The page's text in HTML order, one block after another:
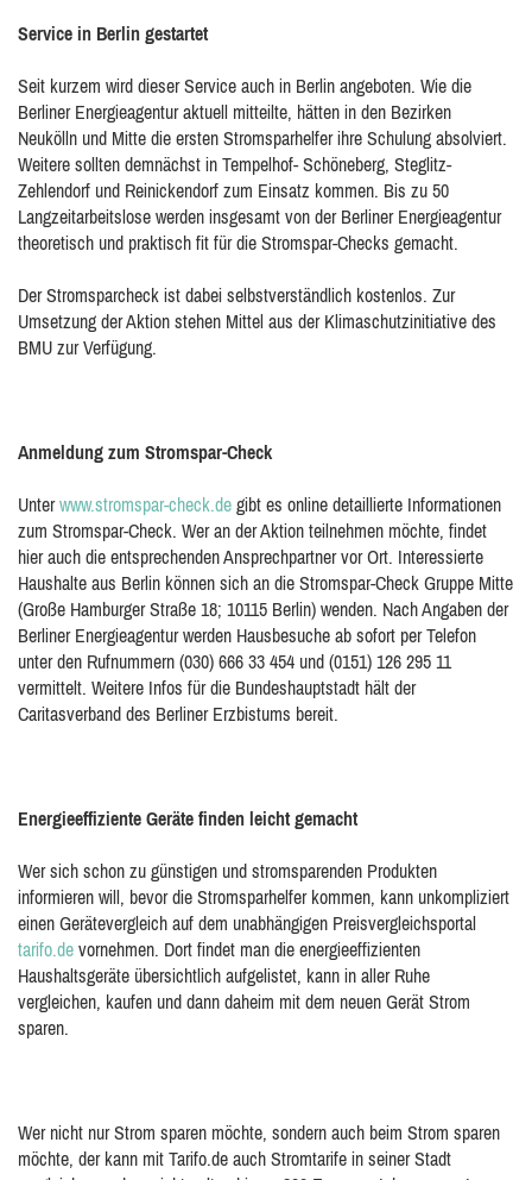
Service in Berlin gestartet
Seit kurzem wird dieser Service auch in Berlin angeboten. Wie die
Berliner Energieagentur aktuell mitteilte, hätten in den Bezirken
Neukölln und Mitte die ersten Stromsparhelfer ihre Schulung absolviert.
Weitere sollten demnächst in Tempelhof- Schöneberg, Steglitz-
Zehlendorf und Reinickendorf zum Einsatz kommen. Bis zu 50
Langzeitarbeitslose werden insgesamt von der Berliner Energieagentur
theoretisch und praktisch fit für die Stromspar-Checks gemacht.
Der Stromsparcheck ist dabei selbstverständlich kostenlos. Zur
Umsetzung der Aktion stehen Mittel aus der Klimaschutzinitiative des
BMU zur Verfügung.
Anmeldung zum Stromspar-Check
Unterwww.stromspar-check.de gibt es online detaillierte Informationen
zum Stromspar-Check. Wer an der Aktion teilnehmen möchte, findet
hier auch die entsprechenden Ansprechpartner vor Ort. Interessierte
Haushalte aus Berlin können sich an die Stromspar-Check Gruppe Mitte
(Große Hamburger Straße 18; 10115 Berlin) wenden. Nach Angaben der
Berliner Energieagentur werden Hausbesuche ab sofort per Telefon
unter den Rufnummern (030) 666 33 454 und (0151) 126 295 11
vermittelt. Weitere Infos für die Bundeshauptstadt hält der
Caritasverband des Berliner Erzbistums bereit.
Energieeffiziente Geräte finden leicht gemacht
Wer sich schon zu günstigen und stromsparenden Produkten
informieren will, bevor die Stromsparhelfer kommen, kann unkompliziert
einen Gerätevergleich auf dem unabhängigen Preisvergleichsportal
tarifo.de vornehmen. Dort findet man die energieeffizienten
Haushaltsgeräte übersichtlich aufgelistet, kann in aller Ruhe
vergleichen, kaufen und dann daheim mit dem neuen Gerät Strom
sparen.
Wer nicht nur Strom sparen möchte, sondern auch beim Strom sparen
möchte, der kann mit Tarifo.de auch Stromtarife in seiner Stadt